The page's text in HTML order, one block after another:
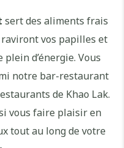
sert des aliments frais
vos papilles et
d’énergie. Vous
notre bar-restaurant
de Khao Lak.
vous faire plaisir en
tout au long de votre